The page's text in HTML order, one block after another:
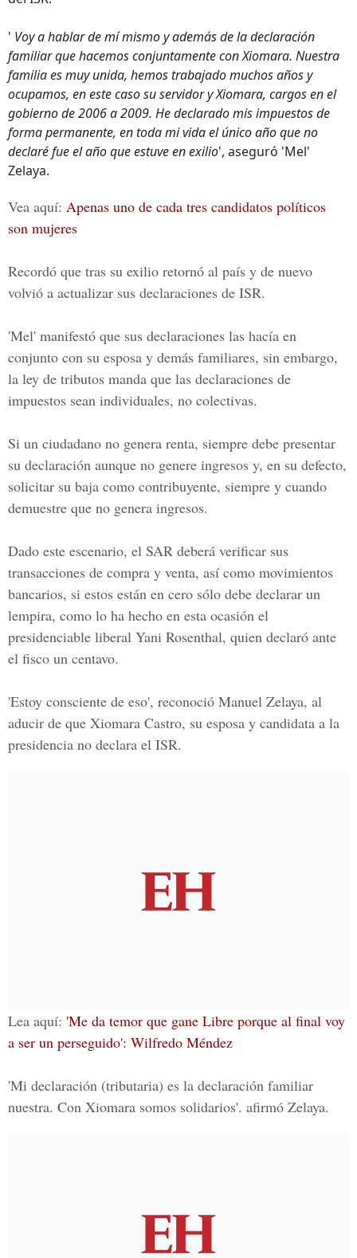
' Voy a hablar de mí mismo y además de la declaración
familiar que hacemos conjuntamente con Xiomara. Nuestra
familia es muy unida, hemos trabajado muchos años y
ocupamos, en este caso su servidor y Xiomara, cargos en el
gobierno de 2006 a 2009. He declarado mis impuestos de
forma permanente, en toda mi vida el único año que no
declaré fue el año que estuve en exilio', aseguró 'Mel'
Zelaya.
Vea aquí: Apenas uno de cada tres candidatos políticos
son mujeres
Recordó que tras su exilio retornó al país y de nuevo
volvió a actualizar sus declaraciones de ISR.
'Mel' manifestó que sus declaraciones las hacía en
conjunto con su esposa y demás familiares, sin embargo,
la ley de tributos manda que las declaraciones de
impuestos sean individuales, no colectivas.
Si un ciudadano no genera renta, siempre debe presentar
su declaración aunque no genere ingresos y, en su defecto,
solicitar su baja como contribuyente, siempre y cuando
demuestre que no genera ingresos.
Dado este escenario, el SAR deberá verificar sus
transacciones de compra y venta, así como movimientos
bancarios, si estos están en cero sólo debe declarar un
lempira, como lo ha hecho en esta ocasión el
presidenciable liberal Yani Rosenthal, quien declaró ante
el fisco un centavo.
'Estoy consciente de eso', reconoció Manuel Zelaya, al
aducir de que Xiomara Castro, su esposa y candidata a la
presidencia no declara el ISR.
Lea aquí: 'Me da temor que gane Libre porque al final voy
a ser un perseguido': Wilfredo Méndez
'Mi declaración (tributaria) es la declaración familiar
nuestra. Con Xiomara somos solidarios'. afirmó Zelaya.